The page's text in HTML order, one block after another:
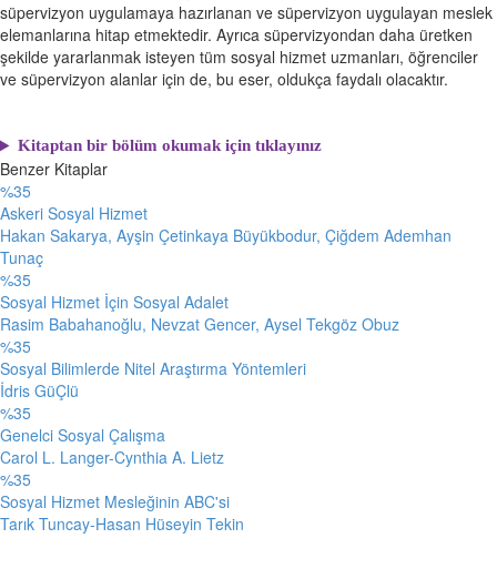
süpervizyon uygulamaya hazırlanan ve süpervizyon uygulayan meslek
elemanlarına hitap etmektedir. Ayrıca süpervizyondan daha üretken
şekilde yararlanmak isteyen tüm sosyal hizmet uzmanları, öğrenciler
ve süpervizyon alanlar için de, bu eser, oldukça faydalı olacaktır.
Kitaptan bir bölüm okumak için tıklayınız
Benzer Kitaplar
%35
Askeri Sosyal Hizmet
Hakan Sakarya, Ayşin Çetinkaya Büyükbodur, Çiğdem Ademhan
Tunaç
%35
Sosyal Hizmet İçin Sosyal Adalet
Rasim Babahanoğlu, Nevzat Gencer, Aysel Tekgöz Obuz
%35
Sosyal Bilimlerde Nitel Araştırma Yöntemleri
İdris GüÇlü
%35
Genelci Sosyal Çalışma
Carol L. Langer-Cynthia A. Lietz
%35
Sosyal Hizmet Mesleğinin ABC'si
Tarık Tuncay-Hasan Hüseyin Tekin